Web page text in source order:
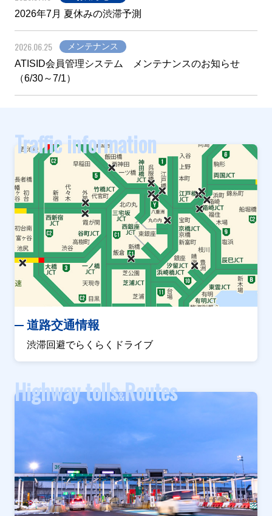
2026年7月 夏休みの渋滞予測
2026.06.25 メンテナンス
ATISID会員管理システム メンテナンスのお知らせ
（6/30～7/1）
Traffic information
道路交通情報
渋滞回避でらくらくドライブ
Highway tolls&Routes